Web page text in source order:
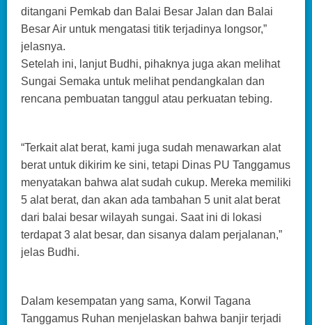
ditangani Pemkab dan Balai Besar Jalan dan Balai
Besar Air untuk mengatasi titik terjadinya longsor,”
jelasnya.
Setelah ini, lanjut Budhi, pihaknya juga akan melihat
Sungai Semaka untuk melihat pendangkalan dan
rencana pembuatan tanggul atau perkuatan tebing.
“Terkait alat berat, kami juga sudah menawarkan alat
berat untuk dikirim ke sini, tetapi Dinas PU Tanggamus
menyatakan bahwa alat sudah cukup. Mereka memiliki
5 alat berat, dan akan ada tambahan 5 unit alat berat
dari balai besar wilayah sungai. Saat ini di lokasi
terdapat 3 alat besar, dan sisanya dalam perjalanan,”
jelas Budhi.
Dalam kesempatan yang sama, Korwil Tagana
Tanggamus Ruhan menjelaskan bahwa banjir terjadi